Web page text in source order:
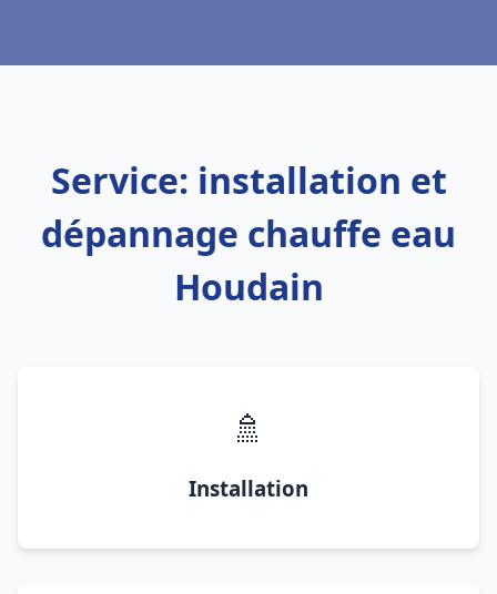
Service: installation et
dépannage chauffe eau
Houdain
🚿
Installation